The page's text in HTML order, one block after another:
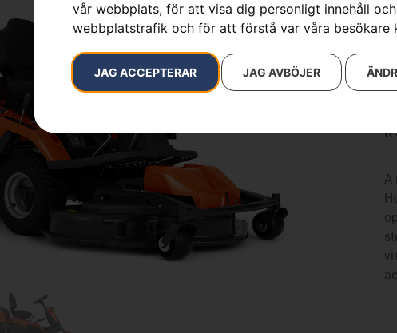
vår webbplats, för att visa dig personligt innehåll
webbplatstrafik och för att förstå var våra besökare
JAG ACCEPTERAR JAG AVBÖJER
R
A